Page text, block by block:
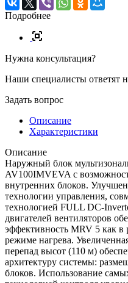
Подробнее
Нужна консультация?
Наши специалисты ответят
Задать вопрос
Описание
Характеристики
Описание
Наружный блок
AV100IMVEVA с
внутренних блоков.
технологии управления,
технологией FULL DC-
двигателей вентиляторов
эффективность MRV 5 как
режиме нагрева.
перепад высот (110 м)
архитектуру системы:
блоков. Использование